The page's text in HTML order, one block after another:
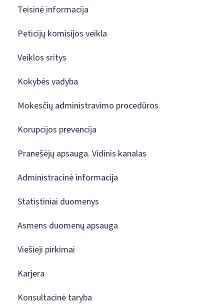
Teisinė informacija
Peticijų komisijos veikla
Veiklos sritys
Kokybės vadyba
Mokesčių administravimo procedūros
Korupcijos prevencija
Pranešėjų apsauga. Vidinis kanalas
Administracinė informacija
Statistiniai duomenys
Asmens duomenų apsauga
Viešieji pirkimai
Karjera
Konsultacinė taryba